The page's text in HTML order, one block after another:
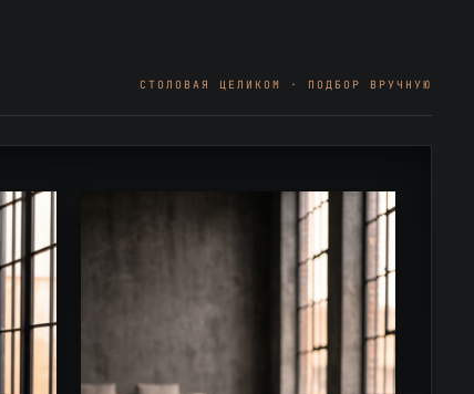
СТОЛОВАЯ ЦЕЛИКОМ · ПОДБОР ВРУЧНУЮ